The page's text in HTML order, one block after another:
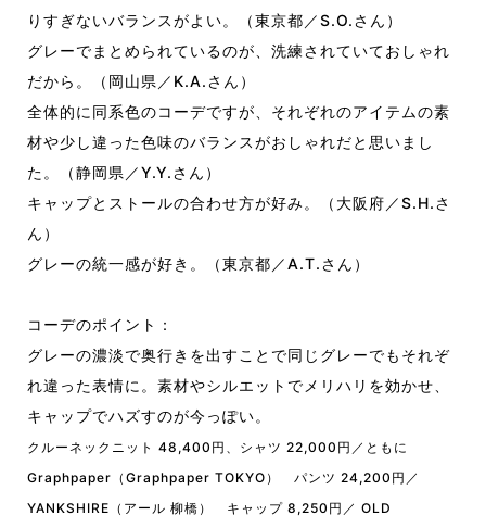
りすぎないバランスがよい。（東京都／S.O.さん）
グレーでまとめられているのが、洗練されていておしゃれ
だから。（岡山県／K.A.さん）
全体的に同系色のコーデですが、それぞれのアイテムの素
材や少し違った色味のバランスがおしゃれだと思いまし
た。（静岡県／Y.Y.さん）
キャップとストールの合わせ方が好み。（大阪府／S.H.さ
ん）
グレーの統一感が好き。（東京都／A.T.さん）
コーデのポイント：
グレーの濃淡で奥行きを出すことで同じグレーでもそれぞ
れ違った表情に。素材やシルエットでメリハリを効かせ、
キャップでハズすのが今っぽい。
クルーネックニット 48,400円、シャツ 22,000円／ともに
Graphpaper（Graphpaper TOKYO） パンツ 24,200円／
YANKSHIRE（アール 柳橋） キャップ 8,250円／ OLD